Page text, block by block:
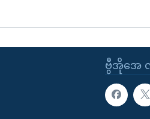
ဗွီအိုအေ